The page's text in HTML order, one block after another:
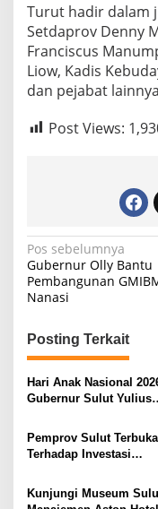
Turut hadir dalam
Setdaprov Denny
Franciscus
Liow, Kadis
dan pejabat
Post Views:
N
a
v
i
g
a
s
i
p
Pos sebelumnya
Gubernur Olly Bantu
Pembangunan
Nanasi
Posting Terkait
Hari Anak Nasional
Gubernur Sulut Yulius
Ruang Aman Bagi
Lingkungan Fisik
Ruang Digital
Pemprov Sulut Terbuka
Terhadap Investasi
Kunjungi Museum